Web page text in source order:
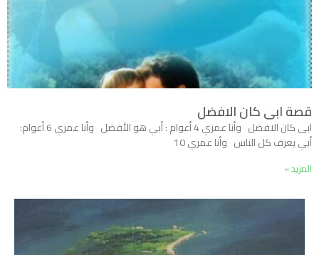
قصة ابى كان الافضل
ابى كان الافضل وأنا عمري 4 أعوام : أبي هو الأفضل وأنا عمري 6 أعوام:
أبي يعرف كل الناس وأنا عمري 10
المزيد »